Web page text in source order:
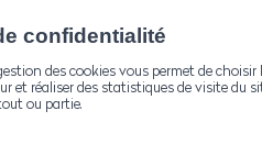
confidentialité
des cookies vous permet de
et réaliser des statistiques de visite du
ou partie.